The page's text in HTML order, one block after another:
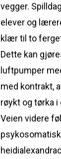
vegger.
elever og
klær til to
Dette kan
luftpumper
med kontrakt,
røykt og tørka i
Veien videre